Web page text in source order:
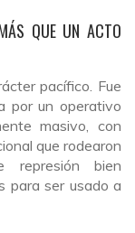
QUE UN ACTO
pacífico. Fue
por un operativo
masivo, con
que rodearon
bien
para ser usado a